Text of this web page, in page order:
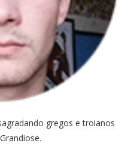
gregos e troianos